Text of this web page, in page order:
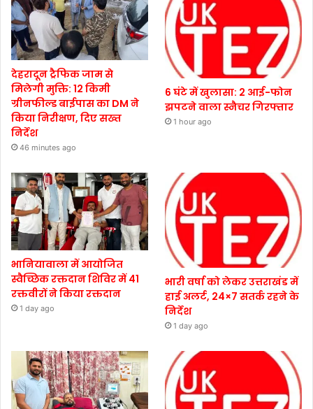
देहरादून ट्रैफिक जाम से
मिलेगी मुक्ति: 12 किमी
ग्रीनफील्ड बाईपास का DM ने
किया निरीक्षण, दिए सख्त
निर्देश
46 minutes ago
6 घंटे में खुलासा: 2 आई-फोन
झपटने वाला स्नैचर गिरफ्तार
1 hour ago
भानियावाला में आयोजित
स्वैच्छिक रक्तदान शिविर में 41
रक्तवीरों ने किया रक्तदान
1 day ago
भारी वर्षा को लेकर उत्तराखंड में
हाई अलर्ट, 24×7 सतर्क रहने के
निर्देश
1 day ago